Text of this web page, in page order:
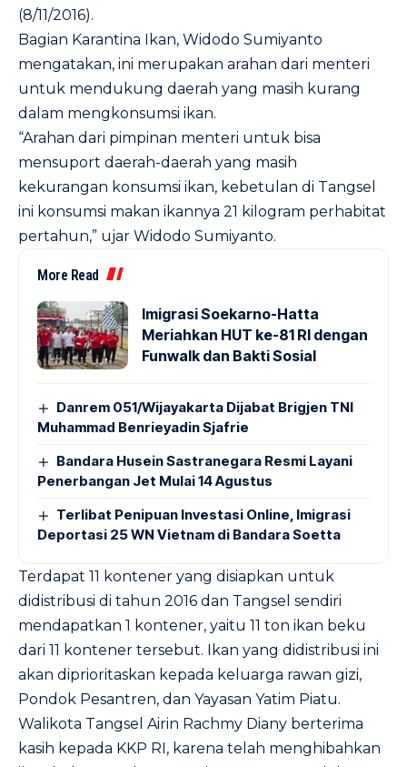
(8/11/2016).
Bagian Karantina Ikan, Widodo Sumiyanto
mengatakan, ini merupakan arahan dari menteri
untuk mendukung daerah yang masih kurang
dalam mengkonsumsi ikan.
“Arahan dari pimpinan menteri untuk bisa
mensuport daerah-daerah yang masih
kekurangan konsumsi ikan, kebetulan di Tangsel
ini konsumsi makan ikannya 21 kilogram perhabitat
pertahun,” ujar Widodo Sumiyanto.
More Read
Imigrasi Soekarno-Hatta
Meriahkan HUT ke-81 RI dengan
Funwalk dan Bakti Sosial
Danrem 051/Wijayakarta Dijabat Brigjen TNI
Muhammad Benrieyadin Sjafrie
Bandara Husein Sastranegara Resmi Layani
Penerbangan Jet Mulai 14 Agustus
Terlibat Penipuan Investasi Online, Imigrasi
Deportasi 25 WN Vietnam di Bandara Soetta
Terdapat 11 kontener yang disiapkan untuk
didistribusi di tahun 2016 dan Tangsel sendiri
mendapatkan 1 kontener, yaitu 11 ton ikan beku
dari 11 kontener tersebut. Ikan yang didistribusi ini
akan diprioritaskan kepada keluarga rawan gizi,
Pondok Pesantren, dan Yayasan Yatim Piatu.
Walikota Tangsel Airin Rachmy Diany berterima
kasih kepada KKP RI, karena telah menghibahkan